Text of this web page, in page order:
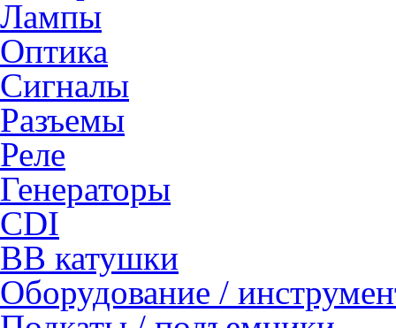
Лампы
Оптика
Сигналы
Разъемы
Реле
Генераторы
CDI
ВВ катушки
Оборудование /